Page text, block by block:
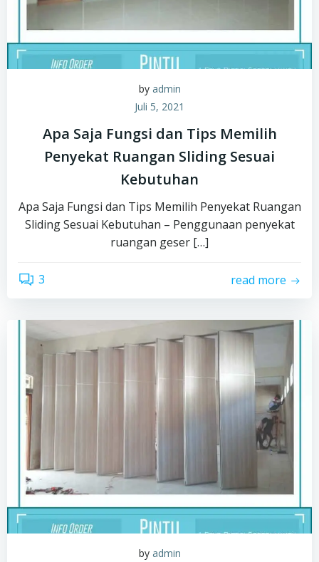
by admin
Juli 5, 2021
Apa Saja Fungsi dan Tips Memilih
Penyekat Ruangan Sliding Sesuai
Kebutuhan
Apa Saja Fungsi dan Tips Memilih Penyekat Ruangan
Sliding Sesuai Kebutuhan – Penggunaan penyekat
ruangan geser […]
3 read more
by admin